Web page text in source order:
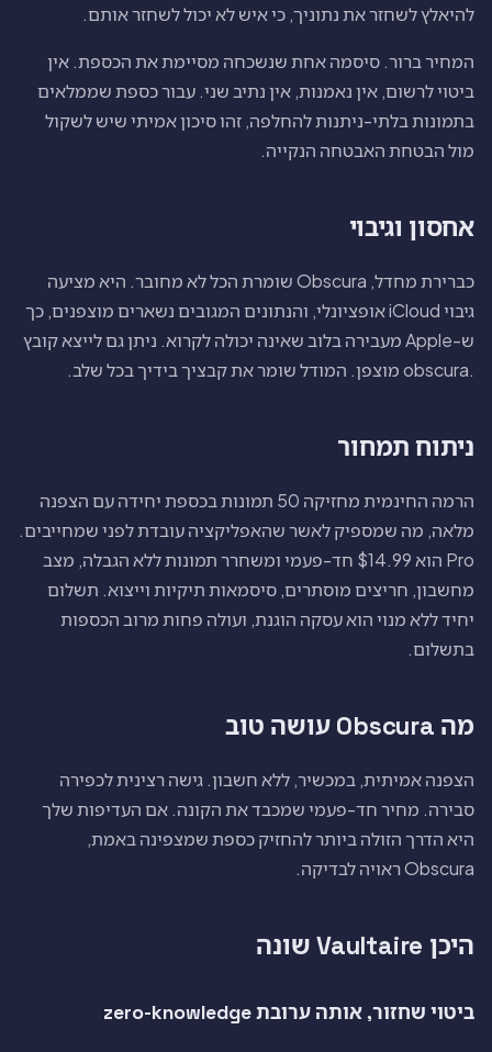
להיאלץ לשחזר את נתוניך, כי איש לא יכול לשחזר אותם.
המחיר ברור. סיסמה אחת שנשכחה מסיימת את הכספת. אין
ביטוי לרשום, אין נאמנות, אין נתיב שני. עבור כספת שממלאים
בתמונות בלתי-ניתנות להחלפה, זהו סיכון אמיתי שיש לשקול
מול הבטחת האבטחה הנקייה.
אחסון וגיבוי
כברירת מחדל, Obscura שומרת הכל לא מחובר. היא מציעה
גיבוי iCloud אופציונלי, והנתונים המגובים נשארים מוצפנים, כך
ש-Apple מעבירה בלוב שאינה יכולה לקרוא. ניתן גם לייצא קובץ
.obscura מוצפן. המודל שומר את קבציך בידיך בכל שלב.
ניתוח תמחור
הרמה החינמית מחזיקה 50 תמונות בכספת יחידה עם הצפנה
מלאה, מה שמספיק לאשר שהאפליקציה עובדת לפני שמחייבים.
Pro הוא $14.99 חד-פעמי ומשחרר תמונות ללא הגבלה, מצב
מחשבון, חריצים מוסתרים, סיסמאות תיקיות וייצוא. תשלום
יחיד ללא מנוי הוא עסקה הוגנת, ועולה פחות מרוב הכספות
בתשלום.
מה Obscura עושה טוב
הצפנה אמיתית, במכשיר, ללא חשבון. גישה רצינית לכפירה
סבירה. מחיר חד-פעמי שמכבד את הקונה. אם העדיפות שלך
היא הדרך הזולה ביותר להחזיק כספת שמצפינה באמת,
Obscura ראויה לבדיקה.
היכן Vaultaire שונה
ביטוי שחזור, אותה ערובת zero-knowledge